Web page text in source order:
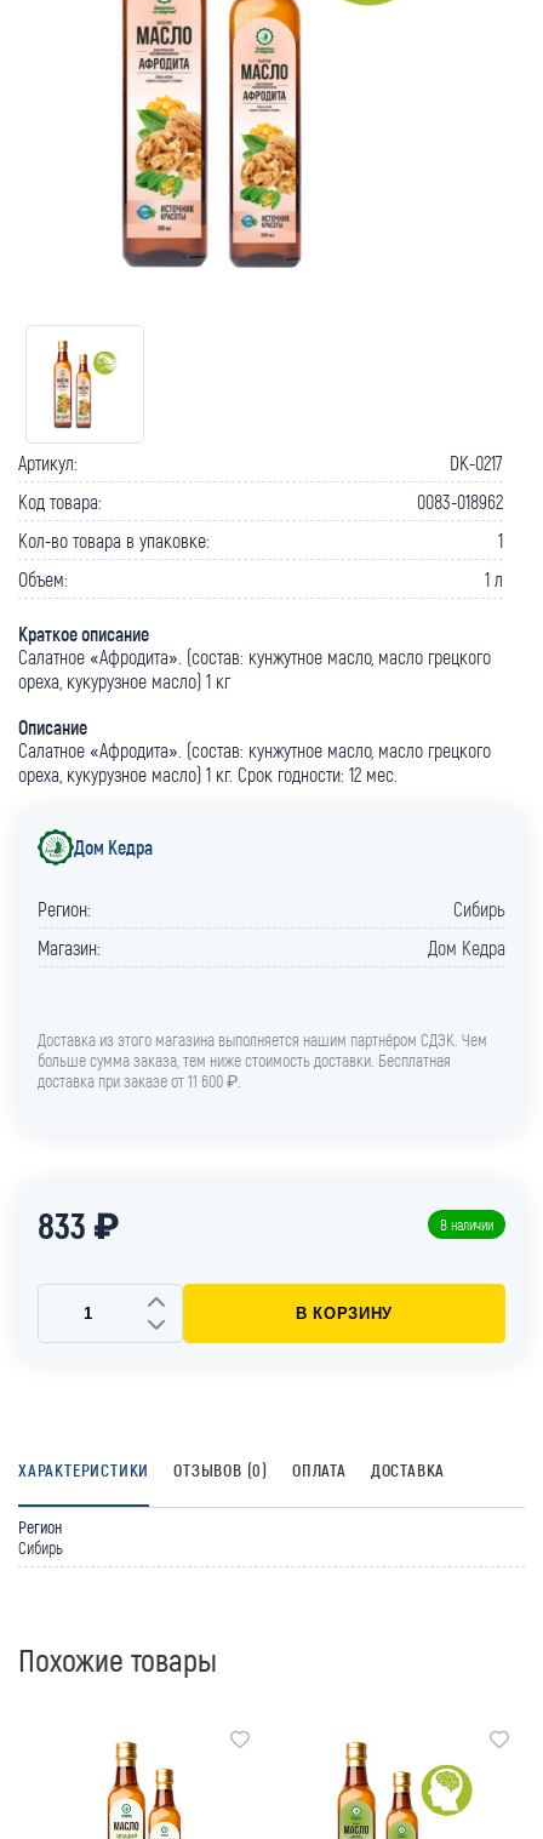
Артикул:
DK-0217
Код товара:
0083-018962
Кол-во товара в упаковке:
1
Объем:
1 л
Краткое описание
Салатное «Афродита». (состав: кунжутное масло, масло грецкого
ореха, кукурузное масло) 1 кг
Описание
Салатное «Афродита». (состав: кунжутное масло, масло грецкого
ореха, кукурузное масло) 1 кг. Срок годности: 12 мес.
Дом Кедра
Регион:
Сибирь
Магазин:
Дом Кедра
Доставка из этого магазина выполняется нашим партнёром СДЭК. Чем
больше сумма заказа, тем ниже стоимость доставки. Бесплатная
доставка при заказе от 11 600 ₽.
833 ₽ В наличии
В КОРЗИНУ
ХАРАКТЕРИСТИКИ ОТЗЫВОВ (0) ОПЛАТА ДОСТАВКА
Регион
Сибирь
Похожие товары